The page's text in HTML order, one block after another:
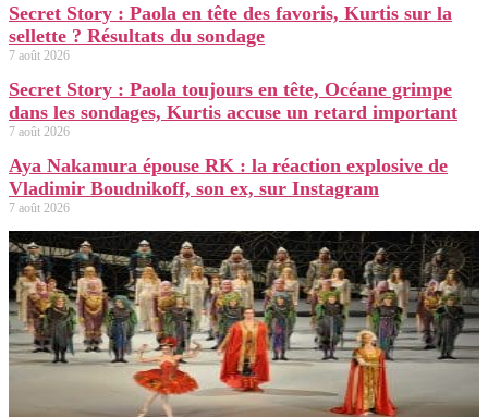
Secret Story : Paola en tête des favoris, Kurtis sur la
sellette ? Résultats du sondage
7 août 2026
Secret Story : Paola toujours en tête, Océane grimpe
dans les sondages, Kurtis accuse un retard important
7 août 2026
Aya Nakamura épouse RK : la réaction explosive de
Vladimir Boudnikoff, son ex, sur Instagram
7 août 2026